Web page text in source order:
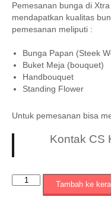
Pemesanan bunga di
mendapatkan kualitas
pemesanan meliputi :
Bunga Papan (Steek
Buket Meja (bouquet)
Handbouquet
Standing Flower
Untuk pemesanan bisa
Kontak CS
Kuantitas
Tambah ke